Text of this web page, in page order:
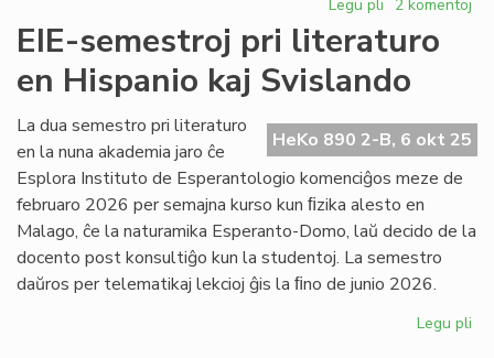
Legu pli pri
kategorioj
en
ĉi
murd-
epoko
2 komentoj
EIE-semestroj pri literaturo
en Hispanio kaj Svislando
HeKo 890 2-B, 6 okt 25
La dua semestro pri literaturo
en la nuna akademia jaro ĉe
Esplora Instituto de Esperantologio komenciĝos meze de
februaro 2026 per semajna kurso kun ﬁzika alesto en
Malago, ĉe la naturamika Esperanto-Domo, laŭ decido de la
docento post konsultiĝo kun la studentoj. La semestro
daŭros per telematikaj lekcioj ĝis la ﬁno de junio 2026.
Legu pli